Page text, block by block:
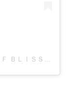
Ein Beitrag geteilt von 🍍ＭＯＮＡＲＣＨＹ ＯＦ ＢＬＩＳＳ🍍 (@monarchyofbliss)